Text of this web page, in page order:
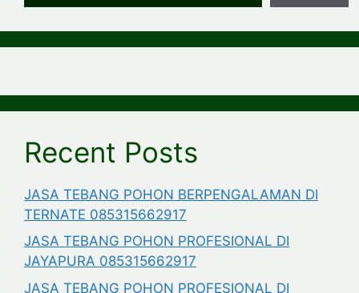
Recent Posts
JASA TEBANG POHON BERPENGALAMAN DI
TERNATE 085315662917
JASA TEBANG POHON PROFESIONAL DI
JAYAPURA 085315662917
JASA TEBANG POHON PROFESIONAL DI